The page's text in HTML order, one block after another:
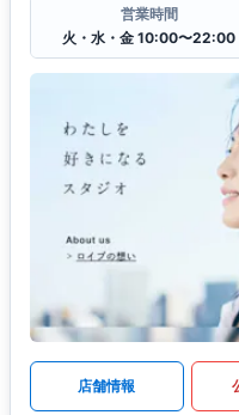
営業時間
火・水・金 10:00〜22:00
店舗情報